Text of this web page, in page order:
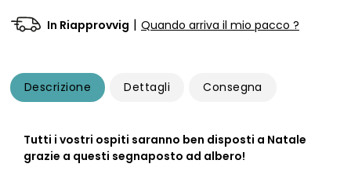
In Riapprovvig | Quando arriva il mio pacco ?
Descrizione Dettagli Consegna
Tutti i vostri ospiti saranno ben disposti a Natale
grazie a questi segnaposto ad albero!